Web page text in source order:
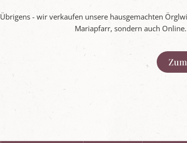
Übrigens - wir verkaufen unsere hausgemachten
Mariapfarr, sondern auch